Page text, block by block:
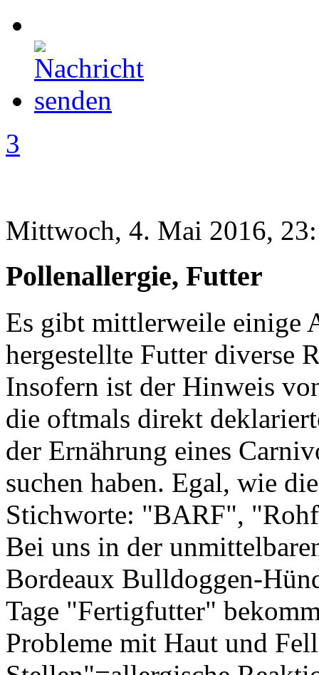
3
Mittwoch, 4. Mai 2016,
Pollenallergie, Futter
Es gibt mittlerweile einige
hergestellte Futter diverse
Insofern ist der Hinweis
die oftmals direkt
der Ernährung eines
suchen haben. Egal, wie
Stichworte: "BARF",
Bei uns in der
Bordeaux Bulldoggen-
Tage "Fertigfutter"
Probleme mit Haut und